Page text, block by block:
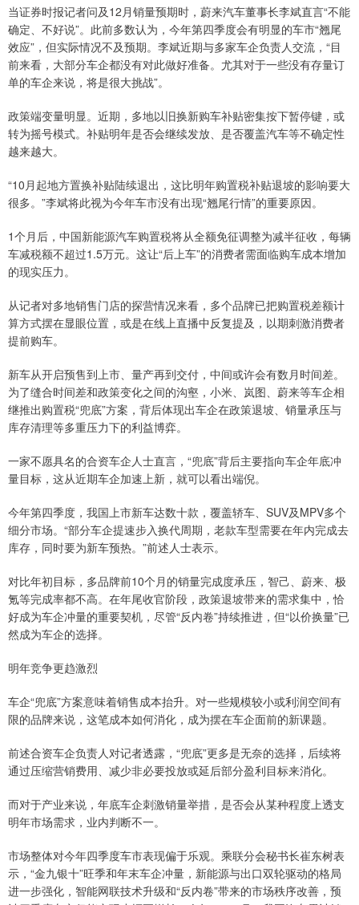
当证券时报记者问及12月销量预期时，蔚来汽车董事长李斌直言“不能
确定、不好说”。此前多数认为，今年第四季度会有明显的车市“翘尾
效应”，但实际情况不及预期。李斌近期与多家车企负责人交流，“目
前来看，大部分车企都没有对此做好准备。尤其对于一些没有存量订
单的车企来说，将是很大挑战”。
政策端变量明显。近期，多地以旧换新购车补贴密集按下暂停键，或
转为摇号模式。补贴明年是否会继续发放、是否覆盖汽车等不确定性
越来越大。
“10月起地方置换补贴陆续退出，这比明年购置税补贴退坡的影响要大
很多。”李斌将此视为今年车市没有出现“翘尾行情”的重要原因。
1个月后，中国新能源汽车购置税将从全额免征调整为减半征收，每辆
车减税额不超过1.5万元。这让“后上车”的消费者需面临购车成本增加
的现实压力。
从记者对多地销售门店的探营情况来看，多个品牌已把购置税差额计
算方式摆在显眼位置，或是在线上直播中反复提及，以期刺激消费者
提前购车。
新车从开启预售到上市、量产再到交付，中间或许会有数月时间差。
为了缝合时间差和政策变化之间的沟壑，小米、岚图、蔚来等车企相
继推出购置税“兜底”方案，背后体现出车企在政策退坡、销量承压与
库存清理等多重压力下的利益博弈。
一家不愿具名的合资车企人士直言，“兜底”背后主要指向车企年底冲
量目标，这从近期车企加速上新，就可以看出端倪。
今年第四季度，我国上市新车达数十款，覆盖轿车、SUV及MPV多个
细分市场。“部分车企提速步入换代周期，老款车型需要在年内完成去
库存，同时要为新车预热。”前述人士表示。
对比年初目标，多品牌前10个月的销量完成度承压，智己、蔚来、极
氪等完成率都不高。在年尾收官阶段，政策退坡带来的需求集中，恰
好成为车企冲量的重要契机，尽管“反内卷”持续推进，但“以价换量”已
然成为车企的选择。
明年竞争更趋激烈
车企“兜底”方案意味着销售成本抬升。对一些规模较小或利润空间有
限的品牌来说，这笔成本如何消化，成为摆在车企面前的新课题。
前述合资车企负责人对记者透露，“兜底”更多是无奈的选择，后续将
通过压缩营销费用、减少非必要投放或延后部分盈利目标来消化。
而对于产业来说，年底车企刺激销量举措，是否会从某种程度上透支
明年市场需求，业内判断不一。
市场整体对今年四季度车市表现偏于乐观。乘联分会秘书长崔东树表
示，“金九银十”旺季和年末车企冲量，新能源与出口双轮驱动的格局
进一步强化，智能网联技术升级和“反内卷”带来的市场秩序改善，预